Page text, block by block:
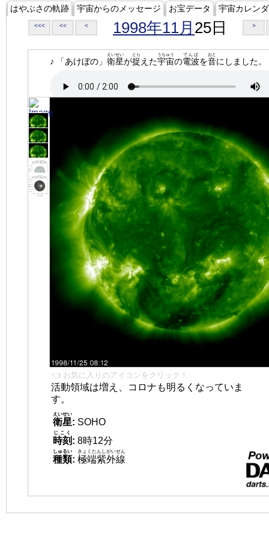
はやぶさの軌跡 宇宙からのメッセージ お宝データ 宇宙カレン
<<< << < 1998年11月 25日 >
♪ 「あけぼの」 衛星
えいせい
が捉
とら
えた宇宙
うちゅう
の電波
でんぱ
を音
おと
にしました。
👈 お気に入りのアイコンをクリック！
活動領域は増え、コロナも明るくなっていま
す。
衛星
えいせい
: SOHO
時刻
じこく
: 8時12分
種類
しゅるい
: 極端紫外線
きょくたんしがいせん